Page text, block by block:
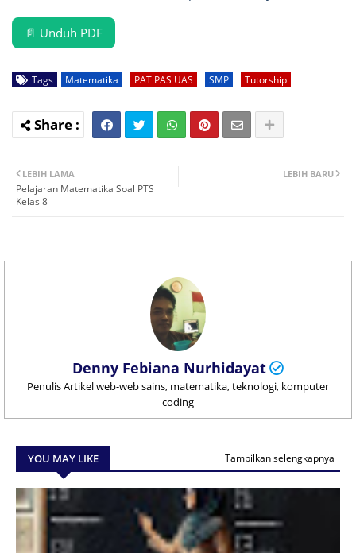
📄 Unduh PDF
Tags Matematika PAT PAS UAS SMP Tutorship
LEBIH BARU
LEBIH LAMA
Pelajaran Matematika Soal PTS
Kelas 8
Denny Febiana Nurhidayat
Penulis Artikel web-web sains, matematika, teknologi, komputer
coding
YOU MAY LIKE Tampilkan selengkapnya